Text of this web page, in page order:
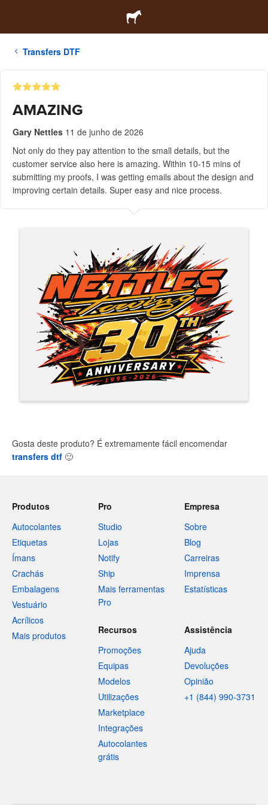
Transfers DTF
AMAZING
Gary Nettles 11 de junho de 2026
Not only do they pay attention to the small details, but the
customer service also here is amazing. Within 10-15 mins of
submitting my proofs, I was getting emails about the design and
improving certain details. Super easy and nice process.
Gosta deste produto? É extremamente fácil encomendar
transfers dtf 🙂
Produtos
Autocolantes
Etiquetas
Ímans
Crachás
Embalagens
Vestuário
Acrílicos
Mais produtos
Pro
Studio
Lojas
Notify
Ship
Mais ferramentas
Pro
Empresa
Sobre
Blog
Carreiras
Imprensa
Estatísticas
Recursos
Promoções
Equipas
Modelos
Utilizações
Marketplace
Integrações
Autocolantes
grátis
Assistência
Ajuda
Devoluções
Opinião
+1 (844) 990-3731